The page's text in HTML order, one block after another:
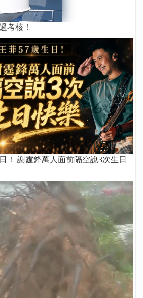
考核！
！ 謝霆鋒萬人面前隔空說3次生日